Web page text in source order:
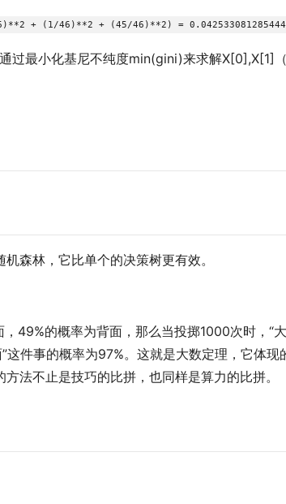
+ (1/46)**2 + (45/46)**2) =
过最小化基尼不纯度min(gini)来求解X[0],X[1]
森林，它比单个的决策树更有效。
49%的概率为背面，那么当投掷1000次时，“
件事的概率为97%。这就是大数定理，它体现
法不止是技巧的比拼，也同样是算力的比拼。